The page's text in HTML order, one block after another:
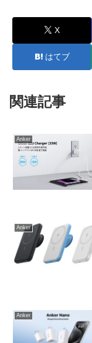
X
はてブ
関連記事
Anker
Anker
Anker